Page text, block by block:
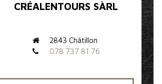
CRÉALENTOURS SÀRL
2843 Châtillon
078 737 81 76